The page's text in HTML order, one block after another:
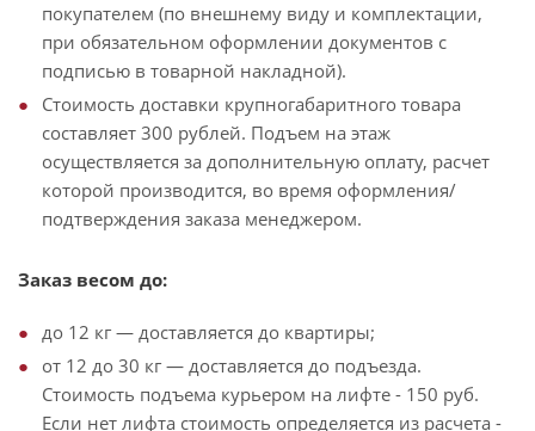
покупателем (по внешнему виду и комплектации,
при обязательном оформлении документов с
подписью в товарной накладной).
Стоимость доставки крупногабаритного товара
составляет 300 рублей. Подъем на этаж
осуществляется за дополнительную оплату, расчет
которой производится, во время оформления/
подтверждения заказа менеджером.
Заказ весом до:
до 12 кг — доставляется до квартиры;
от 12 до 30 кг — доставляется до подъезда.
Стоимость подъема курьером на лифте - 150 руб.
Если нет лифта стоимость определяется из расчета -